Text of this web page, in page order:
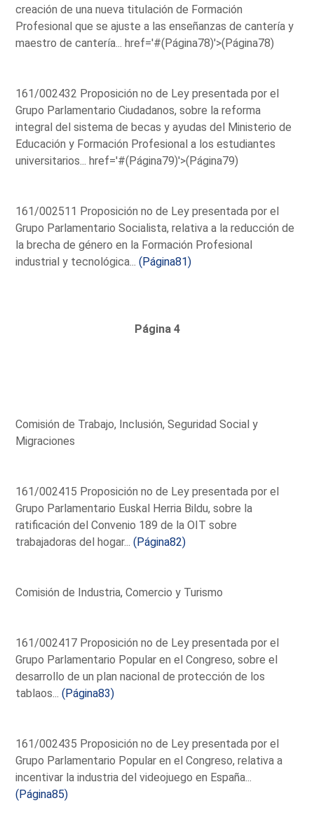
creación de una nueva titulación de Formación
Profesional que se ajuste a las enseñanzas de cantería y
maestro de cantería...href='#(Página78)'>(Página78)
161/002432 Proposición no de Ley presentada por el
Grupo Parlamentario Ciudadanos, sobre la reforma
integral del sistema de becas y ayudas del Ministerio de
Educación y Formación Profesional a los estudiantes
universitarios...href='#(Página79)'>(Página79)
161/002511 Proposición no de Ley presentada por el
Grupo Parlamentario Socialista, relativa a la reducción de
la brecha de género en la Formación Profesional
industrial y tecnológica...(Página81)
Página 4
Comisión de Trabajo, Inclusión, Seguridad Social y
Migraciones
161/002415 Proposición no de Ley presentada por el
Grupo Parlamentario Euskal Herria Bildu, sobre la
ratificación del Convenio 189 de la OIT sobre
trabajadoras del hogar...(Página82)
Comisión de Industria, Comercio y Turismo
161/002417 Proposición no de Ley presentada por el
Grupo Parlamentario Popular en el Congreso, sobre el
desarrollo de un plan nacional de protección de los
tablaos...(Página83)
161/002435 Proposición no de Ley presentada por el
Grupo Parlamentario Popular en el Congreso, relativa a
incentivar la industria del videojuego en España...
(Página85)